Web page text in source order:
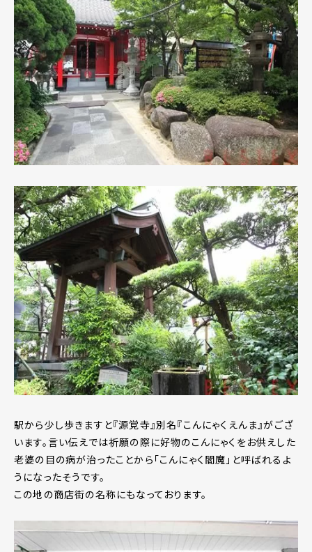
駅から少し歩きますと『源覚寺』別名『こんにゃくえんま』がござ
います。言い伝えでは祈願の際に好物のこんにゃくをお供えした
老婆の目の病が治ったことから「こんにゃく閻魔」と呼ばれるよ
うになったそうです。
この地の商店街の名称にもなっております。